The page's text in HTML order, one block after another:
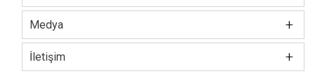
Sertifikalar
Sosyal Sorumluluk
Kale Akıllı Kilitler
Elektronik Kilit Grubu
+
Medya
Kurumsal Tanıtım Filmi +
İletişim